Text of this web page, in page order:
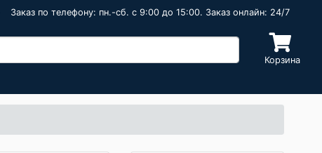
Заказ по телефону: пн.-сб. c 9:00 до 15:00. Заказ онлайн: 24/7
Корзина